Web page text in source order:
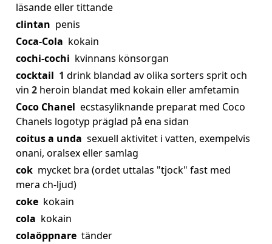
läsande eller tittande
clintan penis
Coca-Cola kokain
cochi-cochi kvinnans könsorgan
cocktail 1 drink blandad av olika sorters sprit och
vin 2 heroin blandat med kokain eller amfetamin
Coco Chanel ecstasyliknande preparat med Coco
Chanels logotyp präglad på ena sidan
coitus a unda sexuell aktivitet i vatten, exempelvis
onani, oralsex eller samlag
cok mycket bra (ordet uttalas "tjock" fast med
mera ch-ljud)
coke kokain
cola kokain
colaöppnare tänder